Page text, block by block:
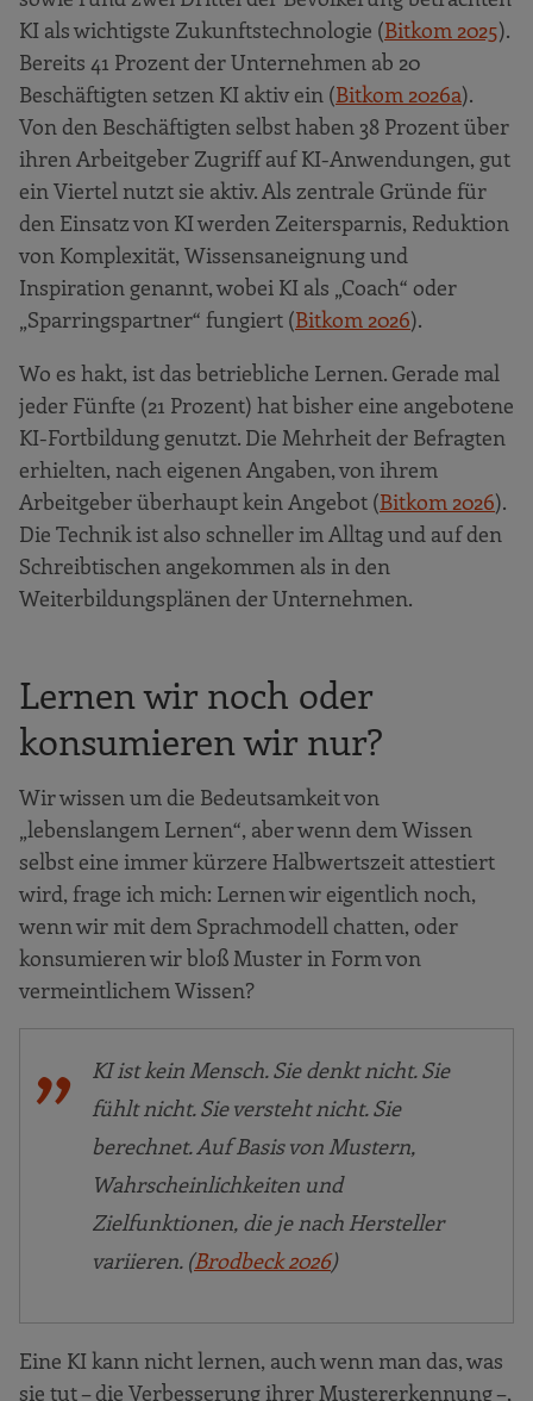
KI als wichtigste Zukunftstechnologie (Bitkom 2025).
Bereits 41 Prozent der Unternehmen ab 20
Beschäftigten setzen KI aktiv ein (Bitkom 2026a).
Von den Beschäftigten selbst haben 38 Prozent über
ihren Arbeitgeber Zugriff auf KI-Anwendungen, gut
ein Viertel nutzt sie aktiv. Als zentrale Gründe für
den Einsatz von KI werden Zeitersparnis, Reduktion
von Komplexität, Wissensaneignung und
Inspiration genannt, wobei KI als „Coach“ oder
„Sparringspartner“ fungiert (Bitkom 2026).
Wo es hakt, ist das betriebliche Lernen. Gerade mal
jeder Fünfte (21 Prozent) hat bisher eine angebotene
KI-Fortbildung genutzt. Die Mehrheit der Befragten
erhielten, nach eigenen Angaben, von ihrem
Arbeitgeber überhaupt kein Angebot (Bitkom 2026).
Die Technik ist also schneller im Alltag und auf den
Schreibtischen angekommen als in den
Weiterbildungsplänen der Unternehmen.
Lernen wir noch oder
konsumieren wir nur?
Wir wissen um die Bedeutsamkeit von
„lebenslangem Lernen“, aber wenn dem Wissen
selbst eine immer kürzere Halbwertszeit attestiert
wird, frage ich mich: Lernen wir eigentlich noch,
wenn wir mit dem Sprachmodell chatten, oder
konsumieren wir bloß Muster in Form von
vermeintlichem Wissen?
KI ist kein Mensch. Sie denkt nicht. Sie
fühlt nicht. Sie versteht nicht. Sie
berechnet. Auf Basis von Mustern,
Wahrscheinlichkeiten und
Zielfunktionen, die je nach Hersteller
variieren. (Brodbeck 2026)
Eine KI kann nicht lernen, auch wenn man das, was
sie tut – die Verbesserung ihrer Mustererkennung –,